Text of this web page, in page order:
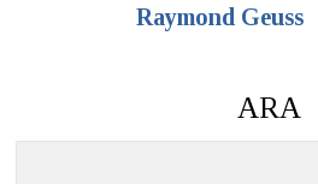
Raymond Geuss
ARA